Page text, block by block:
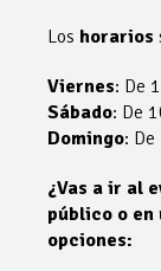
Los horarios
Viernes: De
Sábado: De
Domingo:
¿Vas a ir al
público o en
opciones: